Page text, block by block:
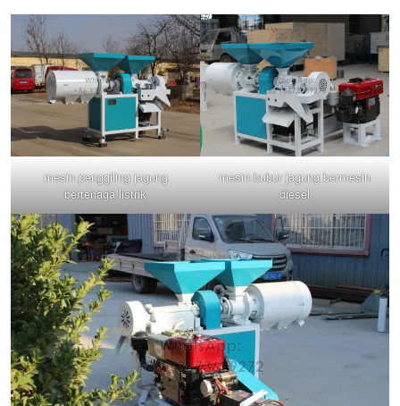
mesin penggiling jagung
bertenaga listrik
mesin bubur jagung bermesin
diesel